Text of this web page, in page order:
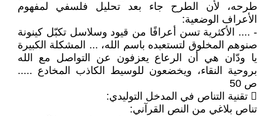
طرحه، لأن الطرح جاء بعد تحليل فلسفي لمفهوم
الأعراف الوضعية:
- .... الأكثرية تسن أعرافًا من قيود وسلاسل تكبّل كينونة
صنوهم المخلوق لتستعبده باسم الله، ... المشكلة الكبيرة
يا ودّان هي أن الرعاع يعزفون عن التواصل مع الله
بروحية النقاء، ويخضعون للوسيط الكاذب المخادع .....
ص 50
 تقنية التناص في المدخل التوليدي:
تناص بلاغي من النص القرآني: